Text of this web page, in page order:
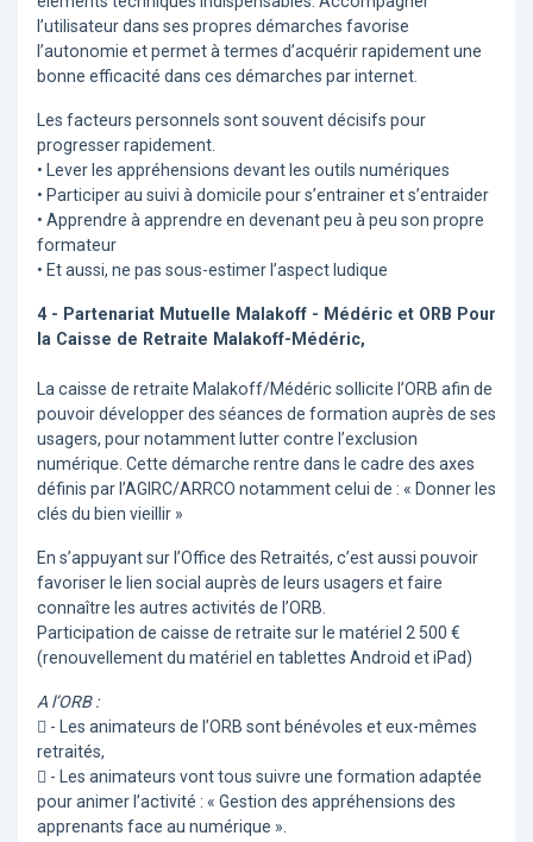
l’utilisateur dans ses propres démarches favorise
l’autonomie et permet à termes d’acquérir rapidement une
bonne efficacité dans ces démarches par internet.
Les facteurs personnels sont souvent décisifs pour
progresser rapidement.
• Lever les appréhensions devant les outils numériques
• Participer au suivi à domicile pour s’entrainer et s’entraider
• Apprendre à apprendre en devenant peu à peu son propre
formateur
• Et aussi, ne pas sous-estimer l’aspect ludique
4 - Partenariat Mutuelle Malakoff - Médéric et ORB Pour
la Caisse de Retraite Malakoff-Médéric,
La caisse de retraite Malakoff/Médéric sollicite l’ORB afin de
pouvoir développer des séances de formation auprès de ses
usagers, pour notamment lutter contre l’exclusion
numérique. Cette démarche rentre dans le cadre des axes
définis par l’AGIRC/ARRCO notamment celui de : « Donner les
clés du bien vieillir »
En s’appuyant sur l’Office des Retraités, c’est aussi pouvoir
favoriser le lien social auprès de leurs usagers et faire
connaître les autres activités de l’ORB.
Participation de caisse de retraite sur le matériel 2 500 €
(renouvellement du matériel en tablettes Android et iPad)
A l’ORB :
 - Les animateurs de l’ORB sont bénévoles et eux-mêmes
retraités,
 - Les animateurs vont tous suivre une formation adaptée
pour animer l’activité : « Gestion des appréhensions des
apprenants face au numérique ».